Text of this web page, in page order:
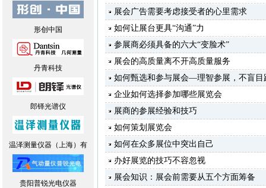
形创中国
丹青科技
郎铎光谱仪
温泽测量仪器（上海）有
贵阳普锐光电仪器
展会广告需要考虑接受者的心里需求
如何让展台更具“沟通”力
参展商必须具备的六大“变脸术”
展会的高质量离不开高质量服务
如何甄选和参与展会—理智参展，不盲目
企业如何选择参加哪些展览会
展商的参展经验和技巧
如何策划展览会
如何在众多展位中突出自己
办好展览的技巧不容忽视
展会知识：展会前需要从五个方面筹备